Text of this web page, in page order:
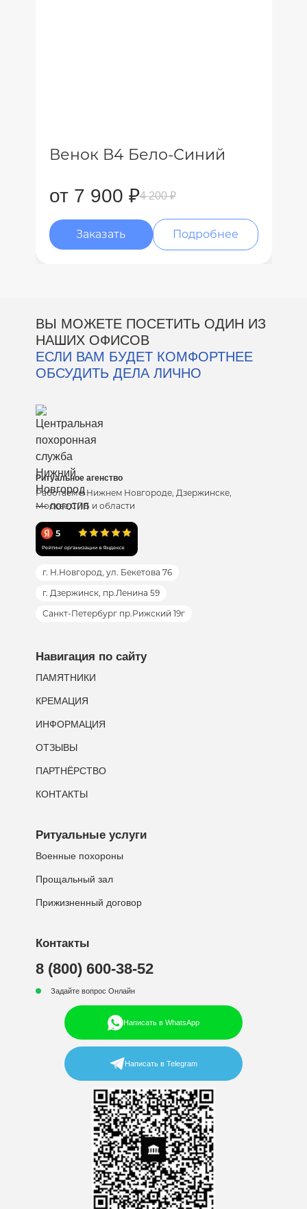
Венок В4 Бело-Синий
от 7 900 ₽4 200 ₽
Заказать Подробнее
ВЫ МОЖЕТЕ ПОСЕТИТЬ ОДИН ИЗ
НАШИХ ОФИСОВ
ЕСЛИ ВАМ БУДЕТ КОМФОРТНЕЕ
ОБСУДИТЬ ДЕЛА ЛИЧНО
Ритуальное агенство
Работаем в Нижнем Новгороде, Дзержинске,
Москве,СПБ и области
г. Н.Новгород, ул. Бекетова 76
г. Дзержинск, пр.Ленина 59
Санкт-Петербург пр.Рижский 19г
Навигация по сайту
ПАМЯТНИКИ
КРЕМАЦИЯ
ИНФОРМАЦИЯ
ОТЗЫВЫ
ПАРТНЁРСТВО
КОНТАКТЫ
Ритуальные услуги
Военные похороны
Прощальный зал
Прижизненный договор
Контакты
8 (800) 600-38-52
Задайте вопрос Онлайн
Написать в WhatsApp
Написать в Telegram